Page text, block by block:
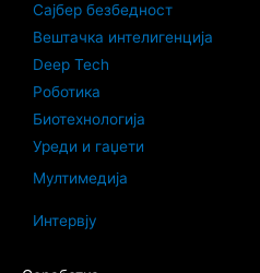
Сајбер безбедност
Вештачка интелигенција
Deep Tech
Роботика
Биотехнологија
Уреди и гаџети
Мултимедија
Интервју